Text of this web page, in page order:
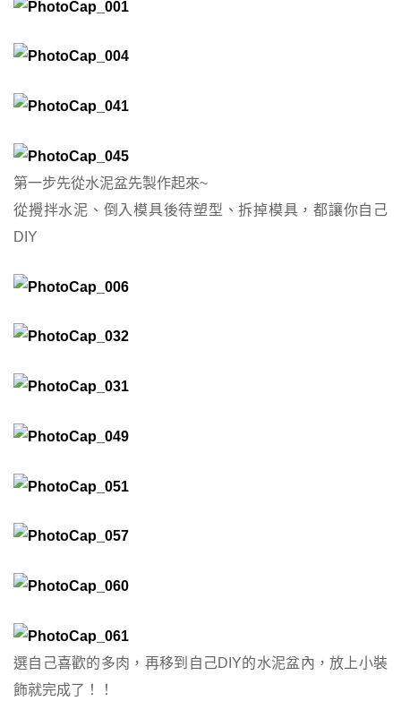
第一步先從水泥盆先製作起來~
從攪拌水泥、倒入模具後待塑型、拆掉模具，都讓你自己
DIY
選自己喜歡的多肉，再移到自己DIY的水泥盆內，放上小裝
飾就完成了！！